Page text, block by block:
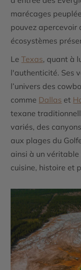
marécages
pouvez apercevoir
écosystèmes
LeTexas, quant à
l'authenticité. Ses
l’univers des
comme Dallas et
texane
variés, des
aux plages du
ainsi à un
cuisine, histoire et